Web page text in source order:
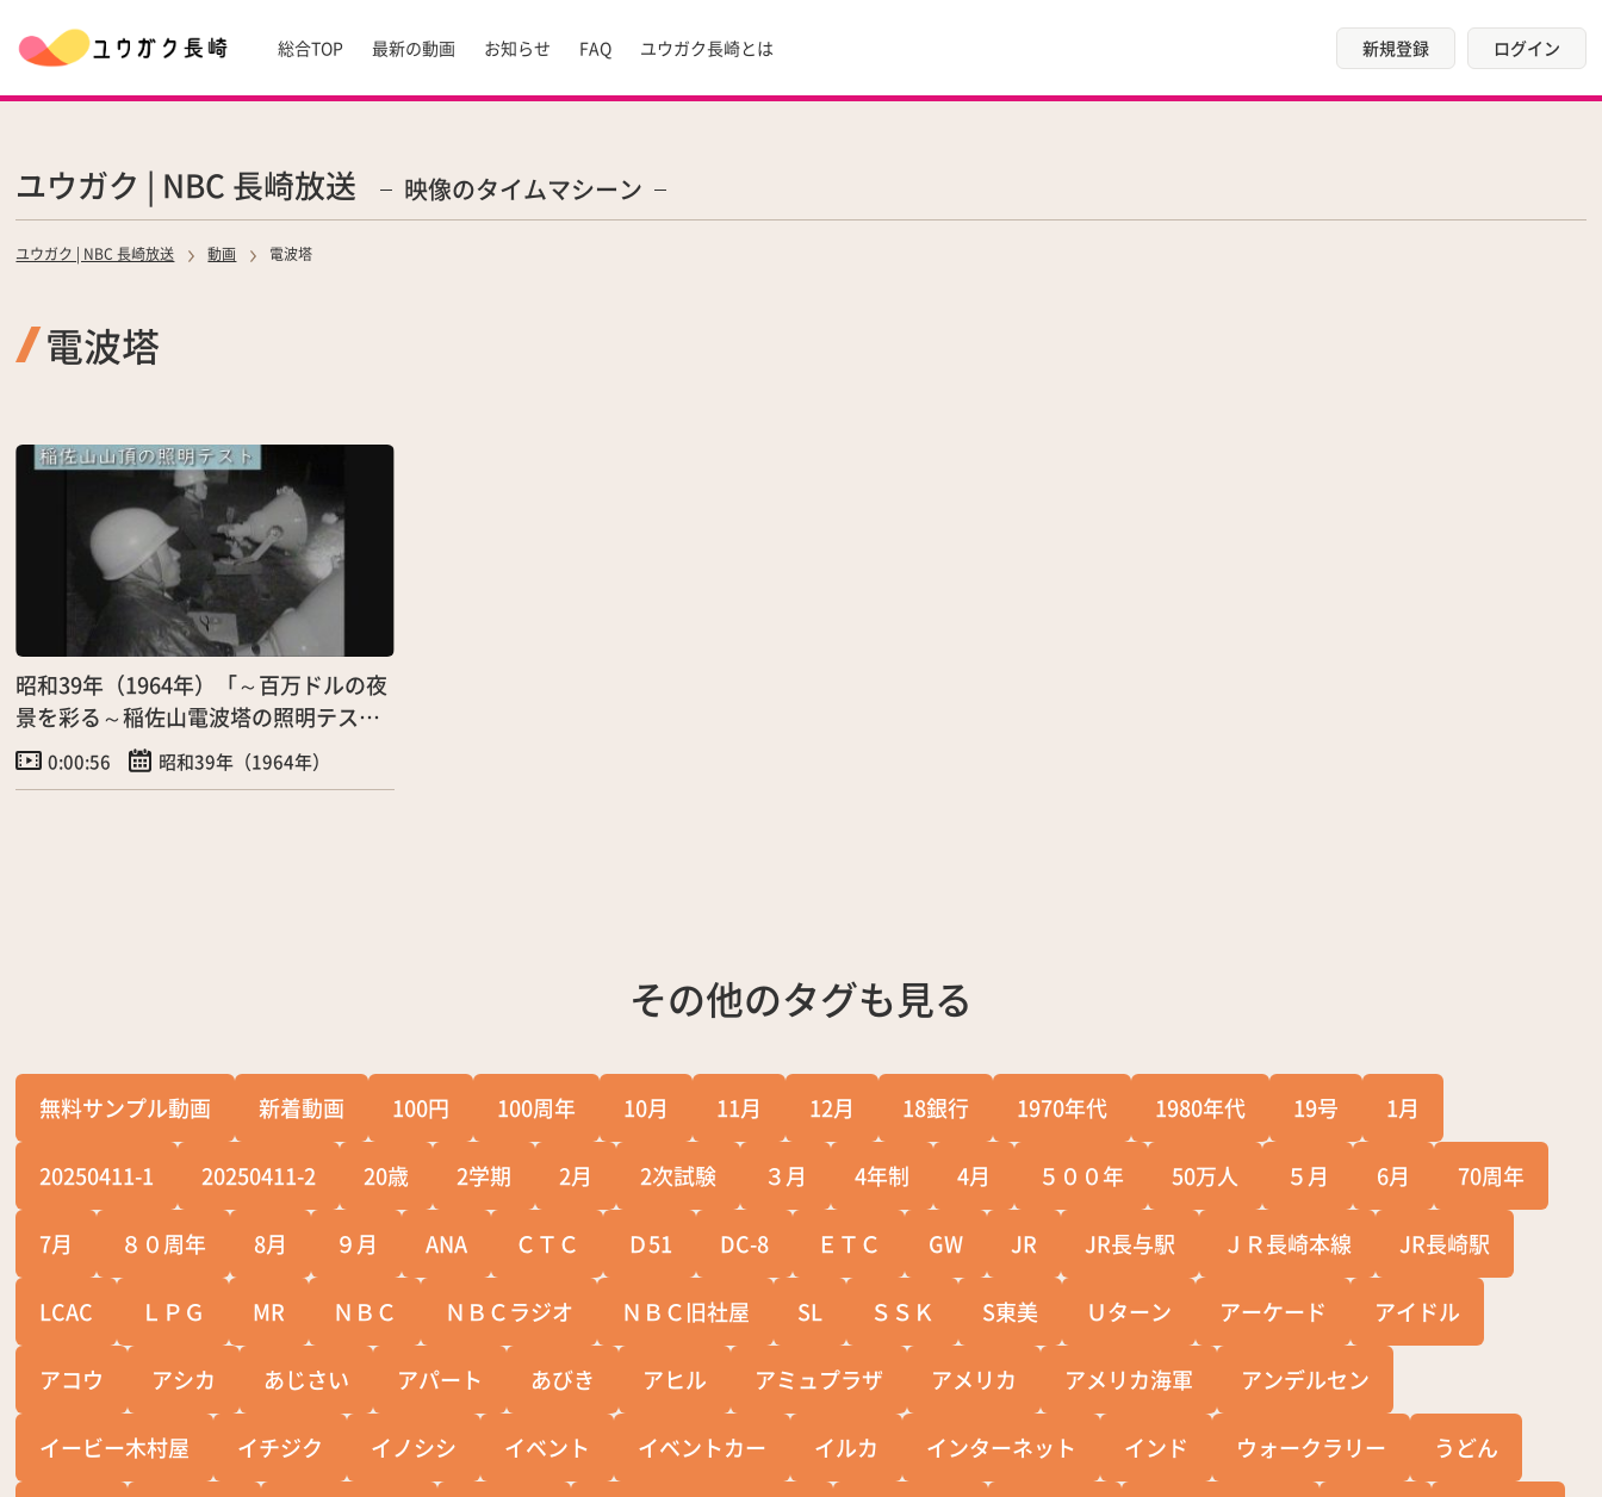
総合TOP 最新の動画 お知らせ FAQ ユウガク長崎とは 新規登録 ログイン
ユウガク | NBC 長崎放送 映像のタイムマシーン
ユウガク | NBC 長崎放送 動画 電波塔
電波塔
昭和39年（1964年）「～百万ドルの夜
景を彩る～稲佐山電波塔の照明テス
ト」（2/5）
0:00:56 昭和39年（1964年）
その他のタグも見る
無料サンプル動画 新着動画 100円 100周年 10月 11月 12月 18銀行 1970年代 1980年代 19号 1月
20250411-1 20250411-2 20歳 2学期 2月 2次試験 ３月 4年制 4月 ５００年 50万人 ５月 6月 70周年
7月 ８０周年 8月 ９月 ANA ＣＴＣ Ｄ51 DC-8 ＥＴＣ GW JR JR長与駅 ＪＲ長崎本線 JR長崎駅
LCAC ＬＰＧ MR ＮＢＣ ＮＢＣラジオ ＮＢＣ旧社屋 SL ＳＳＫ S東美 Ｕターン アーケード アイドル
アコウ アシカ あじさい アパート あびき アヒル アミュプラザ アメリカ アメリカ海軍 アンデルセン
イービー木村屋 イチジク イノシシ イベント イベントカー イルカ インターネット インド ウォークラリー うどん